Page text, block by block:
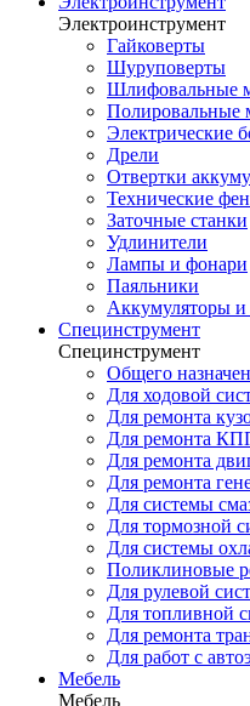
Электроинструмент
Гайковерты
Шуруповерты
Шлифовальные
Полировальные
Электрические
Дрели
Отвертки
Технические
Заточные станки
Удлинители
Лампы и фонари
Паяльники
Аккумуляторы и
Специнструмент
Специнструмент
Общего
Для ходовой
Для ремонта
Для ремонта
Для ремонта
Для ремонта
Для системы
Для тормозной
Для системы
Поликлиновые
Для рулевой
Для топливной
Для ремонта
Для работ с
Мебель
Мебель